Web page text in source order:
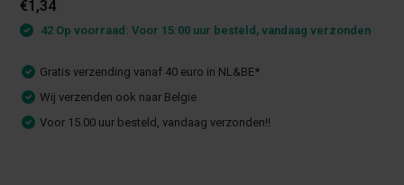
€1,34
42 Op voorraad: Voor 15:00 uur besteld, vandaag verzonden
Gratis verzending vanaf 40 euro in NL&BE*
Wij verzenden ook naar Belgie
Voor 15.00 uur besteld, vandaag verzonden!!